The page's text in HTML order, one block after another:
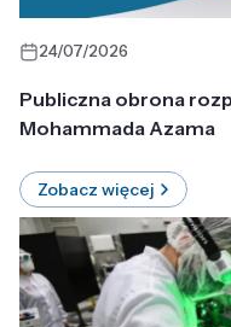
24/07/2026
Publiczna obrona
Mohammada Azama
Zobacz więcej